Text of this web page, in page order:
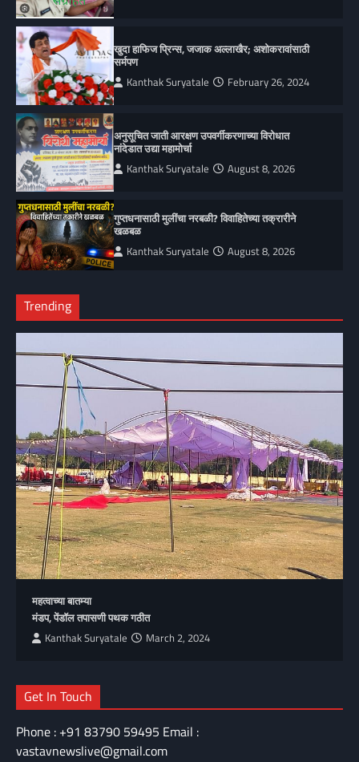
खुदा हाफिज प्रिन्स, जजाक अल्लाखैर; अशोकरावांसाठी
सर्मपण
Kanthak Suryatale February 26, 2024
अनुसूचित जाती आरक्षण उपवर्गीकरणाच्या विरोधात
नांदेडात उद्या महामोर्चा
Kanthak Suryatale August 8, 2026
गुप्तधनासाठी मुलींचा नरबळी? विवाहितेच्या तक्रारीने
खळबळ
Kanthak Suryatale August 8, 2026
Trending
महत्वाच्या बातम्या
मंडप, पेंडॉल तपासणी पथक गठीत
Kanthak Suryatale March 2, 2024
Get In Touch
Phone : +91 83790 59495 Email :
vastavnewslive@gmail.com